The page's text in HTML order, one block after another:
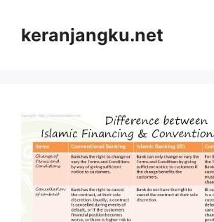
contentkeranjangku.net